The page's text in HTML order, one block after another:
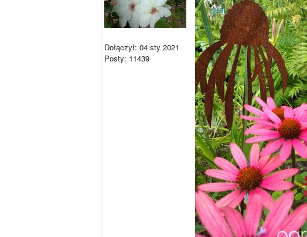
Dołączył: 04 sty 2021
Posty: 11439